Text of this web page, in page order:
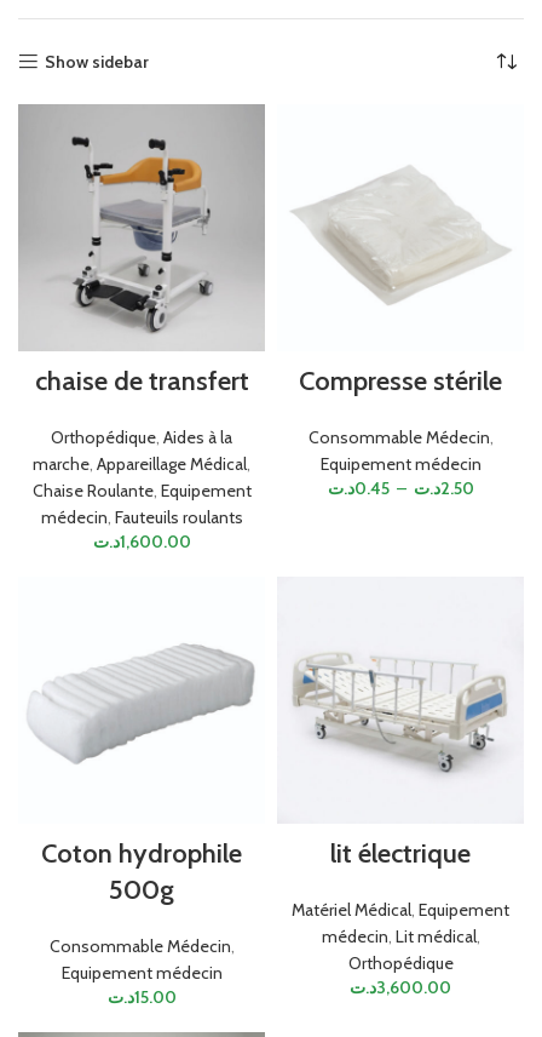
Show sidebar
chaise de transfert
Orthopédique, Aides à la
marche, Appareillage Médical,
Chaise Roulante, Equipement
médecin, Fauteuils roulants
1,600.00د.ت
Compresse stérile
Consommable Médecin,
Equipement médecin
0.45د.ت – 2.50د.ت
Coton hydrophile
500g
Consommable Médecin,
Equipement médecin
15.00د.ت
lit électrique
Matériel Médical, Equipement
médecin, Lit médical,
Orthopédique
3,600.00د.ت